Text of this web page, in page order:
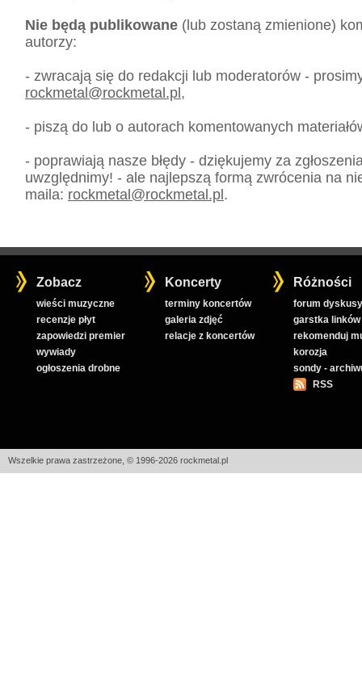
Nie będą publikowane (lub zostaną zmienione)
autorzy:
- zwracają się do redakcji lub moderatorów -
rockmetal@rockmetal.pl,
- piszą do lub o autorach komentowanych
- poprawiają nasze błędy - dziękujemy za
uwzględnimy! - ale najlepszą formą zwrócenia na
maila: rockmetal@rockmetal.pl.
Zobacz
wieści muzyczne
recenzje płyt
zapowiedzi premier
wywiady
ogłoszenia drobne
Koncerty
terminy koncertów
galeria zdjęć
relacje z koncertów
Różności
forum
garstka linków
rekomenduj
korozja
sondy -
RSS
Wszelkie prawa zastrzeżone, © 1996-2026 rockmetal.pl